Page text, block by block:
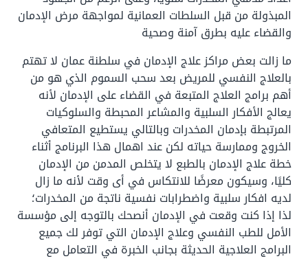
المبذولة من قبل السلطات العمانية لمواجهة مرض الإدمان
والقضاء عليه بطرق آمنة وصحية
ما زالت بعض مراكز علاج الإدمان في سلطنة عمان لا تهتم
بالعلاج النفسي للمريض بعد سحب السموم الذي هو من
أهم برامج العلاج المتبعة في القضاء على الإدمان لأنه
يعالج الأفكار السلبية والمشاعر المحبطة والسلوكيات
المرتبطة بإدمان المخدرات وبالتالي يستطيع المتعافي
الخروج وممارسة حياته لكن عند اهمال هذا البرنامج أثناء
خطة علاج الإدمان بالطبع لا يتخلص المدمن من الإدمان
كليًا، وسيكون معرضًا للانتكاس في أى وقت لأنه ما زال
لديه افكار سلبية واضطرابات نفسية ناتجة من المخدرات؛
لذا إذا كنت وقعت في الإدمان أنصحك بالتوجه إلى مؤسسة
الأمل للطب النفسي وعلاج الإدمان التي توفر لك جميع
البرامج العلاجية الحديثة بجانب الخبرة في التعامل مع